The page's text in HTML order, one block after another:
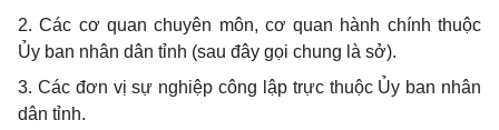
2. Các cơ quan chuyên môn, cơ quan hành chính thuộc
Ủy ban nhân dân tỉnh (sau đây gọi chung là sở).
3. Các đơn vị sự nghiệp công lập trực thuộc Ủy ban nhân
dân tỉnh.